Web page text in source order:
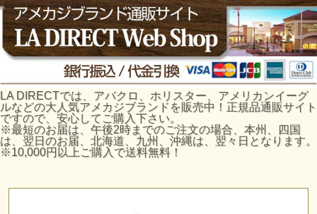
LA DIRECTでは、アバクロ、ホリスター、アメリカンイーグ
ルなどの大人気アメカジブランドを販売中！正規品通販サイト
ですので、安心してご購入下さい。
※最短のお届は、午後2時までのご注文の場合、本州、四国
は、翌日のお届、北海道、九州、沖縄は、翌々日となります。
※10,000円以上ご購入で送料無料！